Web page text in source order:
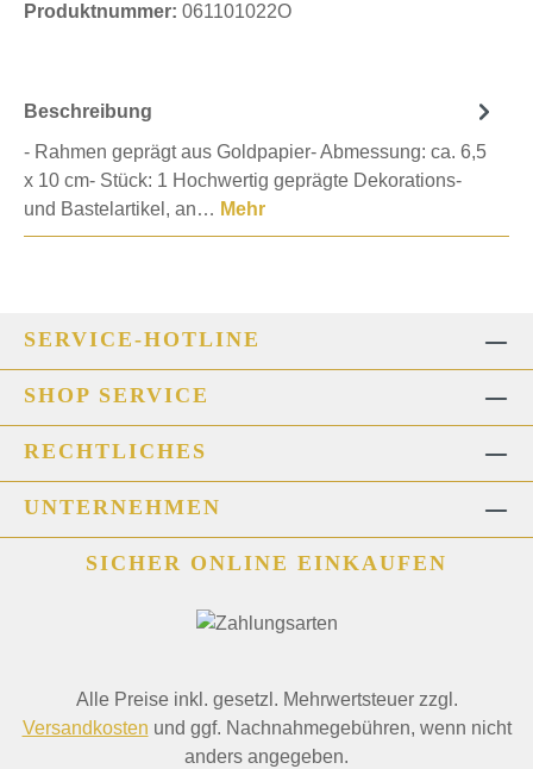
Produktnummer: 061101022O
Beschreibung
- Rahmen geprägt aus Goldpapier- Abmessung: ca. 6,5
x 10 cm- Stück: 1 Hochwertig geprägte Dekorations-
und Bastelartikel, an… Mehr
SERVICE-HOTLINE
SHOP SERVICE
RECHTLICHES
UNTERNEHMEN
SICHER ONLINE EINKAUFEN
Alle Preise inkl. gesetzl. Mehrwertsteuer zzgl.
Versandkosten und ggf. Nachnahmegebühren, wenn nicht
anders angegeben.